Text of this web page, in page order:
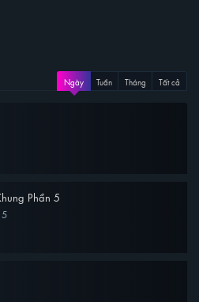
Ngày Tuần Tháng Tất cả
Phần 5